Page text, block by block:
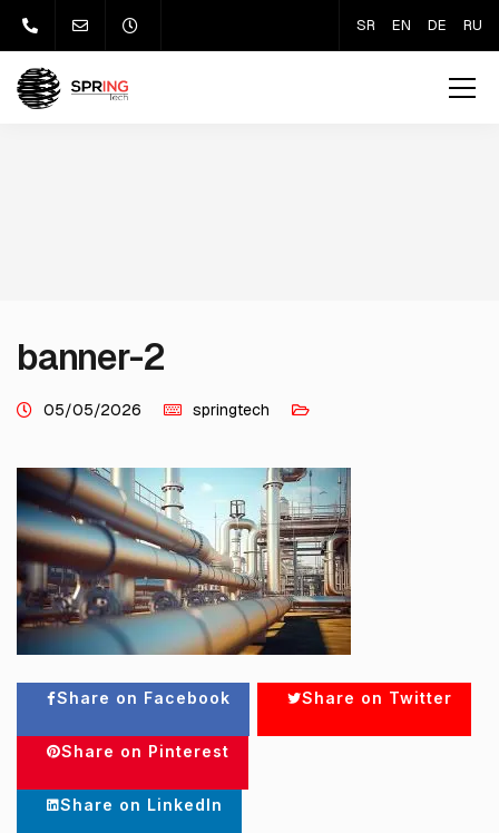
SR EN DE RU
banner-2
05/05/2026 springtech
Share on Facebook Share on Twitter
Share on Pinterest
Share on LinkedIn